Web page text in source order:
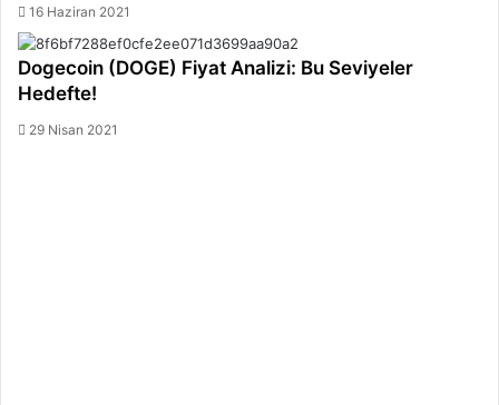
16 Haziran 2021
Dogecoin (DOGE) Fiyat Analizi: Bu Seviyeler
Hedefte!
29 Nisan 2021